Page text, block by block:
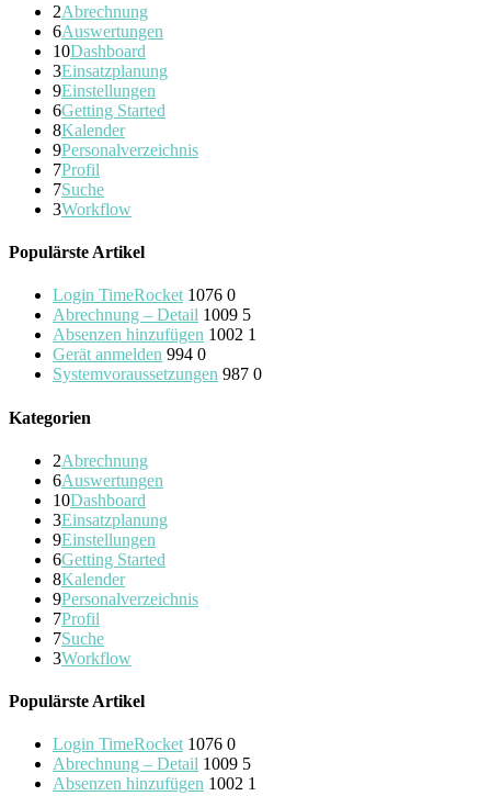
2Abrechnung
6Auswertungen
10Dashboard
3Einsatzplanung
9Einstellungen
6Getting Started
8Kalender
9Personalverzeichnis
7Profil
7Suche
3Workflow
Populärste Artikel
Login TimeRocket 1076 0
Abrechnung – Detail 1009 5
Absenzen hinzufügen 1002 1
Gerät anmelden 994 0
Systemvoraussetzungen 987 0
Kategorien
2Abrechnung
6Auswertungen
10Dashboard
3Einsatzplanung
9Einstellungen
6Getting Started
8Kalender
9Personalverzeichnis
7Profil
7Suche
3Workflow
Populärste Artikel
Login TimeRocket 1076 0
Abrechnung – Detail 1009 5
Absenzen hinzufügen 1002 1